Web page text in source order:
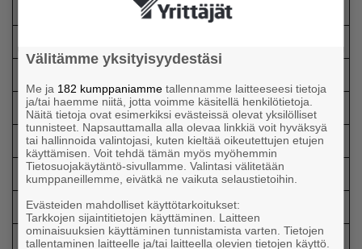
Teali Oy
Helsinki Westerback Consulting
Helsinki BEX
Helsinki Elsan ompelimo
Helsinki Arif Artisan Odontologica Oy
Helsinki Tyrksell Oy
Välitämme yksityisyydestäsi
Me ja 182 kumppaniamme tallennamme laitteeseesi tietoja
ja/tai haemme niitä, jotta voimme käsitellä henkilötietoja.
Näitä tietoja ovat esimerkiksi evästeissä olevat yksilölliset
tunnisteet. Napsauttamalla alla olevaa linkkiä voit hyväksyä
tai hallinnoida valintojasi, kuten kieltää oikeutettujen etujen
käyttämisen. Voit tehdä tämän myös myöhemmin
Tietosuojakäytäntö-sivullamme. Valintasi välitetään
kumppaneillemme, eivätkä ne vaikuta selaustietoihin.
Evästeiden mahdolliset käyttötarkoitukset:
Tarkkojen sijaintitietojen käyttäminen. Laitteen
ominaisuuksien käyttäminen tunnistamista varten. Tietojen
tallentaminen laitteelle ja/tai laitteella olevien tietojen käyttö.